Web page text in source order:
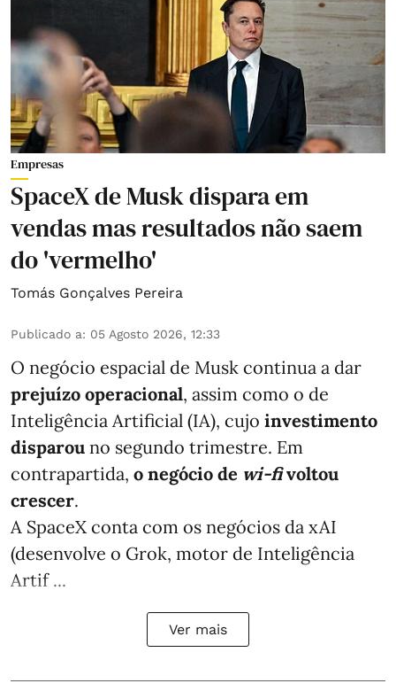
Empresas
SpaceX de Musk dispara em
vendas mas resultados não saem
do 'vermelho'
Tomás Gonçalves Pereira
Publicado a: 05 Agosto 2026, 12:33
O negócio espacial de Musk continua a dar
prejuízo operacional, assim como o de
Inteligência Artificial (IA), cujo investimento
disparou no segundo trimestre. Em
contrapartida, o negócio de wi-fivoltou
crescer.
A SpaceX conta com os negócios da xAI
(desenvolve o Grok, motor de Inteligência
Artif ...
Ver mais